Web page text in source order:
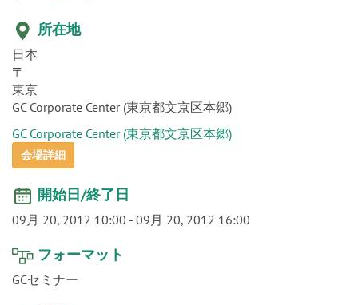
所在地
日本
〒
東京
GC Corporate Center (東京都文京区本郷)
GC Corporate Center (東京都文京区本郷)
会場詳細
開始日/終了日
09月 20, 2012 10:00 - 09月 20, 2012 16:00
フォーマット
GCセミナー